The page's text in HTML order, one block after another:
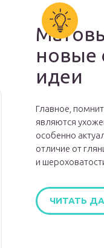
новые
идеи
Главное,
являются
особенно
отличие от
и
ЧИТАТЬ